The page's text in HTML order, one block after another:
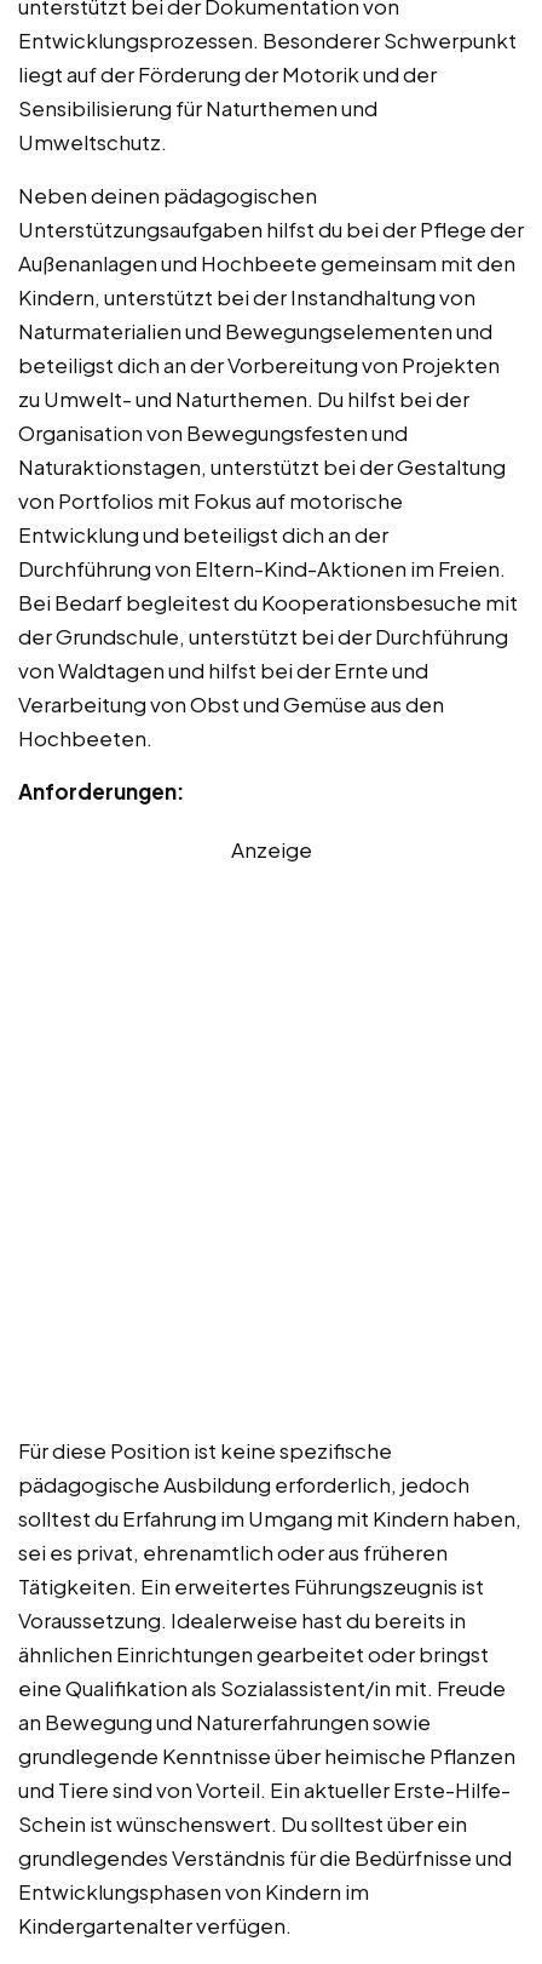
unterstützt bei der Dokumentation von
Entwicklungsprozessen. Besonderer Schwerpunkt
liegt auf der Förderung der Motorik und der
Sensibilisierung für Naturthemen und
Umweltschutz.
Neben deinen pädagogischen
Unterstützungsaufgaben hilfst du bei der Pflege der
Außenanlagen und Hochbeete gemeinsam mit den
Kindern, unterstützt bei der Instandhaltung von
Naturmaterialien und Bewegungselementen und
beteiligst dich an der Vorbereitung von Projekten
zu Umwelt- und Naturthemen. Du hilfst bei der
Organisation von Bewegungsfesten und
Naturaktionstagen, unterstützt bei der Gestaltung
von Portfolios mit Fokus auf motorische
Entwicklung und beteiligst dich an der
Durchführung von Eltern-Kind-Aktionen im Freien.
Bei Bedarf begleitest du Kooperationsbesuche mit
der Grundschule, unterstützt bei der Durchführung
von Waldtagen und hilfst bei der Ernte und
Verarbeitung von Obst und Gemüse aus den
Hochbeeten.
Anforderungen:
Anzeige
Für diese Position ist keine spezifische
pädagogische Ausbildung erforderlich, jedoch
solltest du Erfahrung im Umgang mit Kindern haben,
sei es privat, ehrenamtlich oder aus früheren
Tätigkeiten. Ein erweitertes Führungszeugnis ist
Voraussetzung. Idealerweise hast du bereits in
ähnlichen Einrichtungen gearbeitet oder bringst
eine Qualifikation als Sozialassistent/in mit. Freude
an Bewegung und Naturerfahrungen sowie
grundlegende Kenntnisse über heimische Pflanzen
und Tiere sind von Vorteil. Ein aktueller Erste-Hilfe-
Schein ist wünschenswert. Du solltest über ein
grundlegendes Verständnis für die Bedürfnisse und
Entwicklungsphasen von Kindern im
Kindergartenalter verfügen.